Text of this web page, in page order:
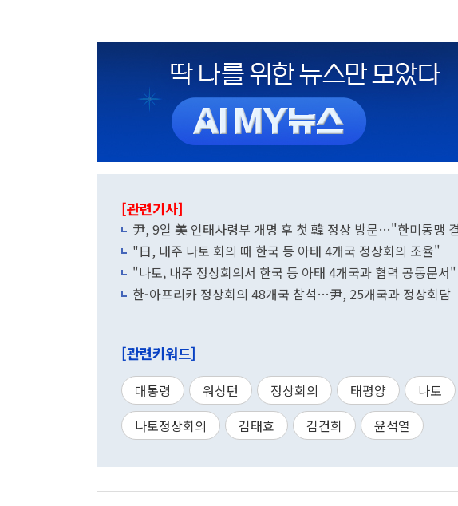
[관련기사]
尹, 9일 美 인태사령부 개명 후 첫 韓 정상 방문…"한미동맹
"日, 내주 나토 회의 때 한국 등 아태 4개국 정상회의 조율"
"나토, 내주 정상회의서 한국 등 아태 4개국과 협력 공동문서"
한-아프리카 정상회의 48개국 참석…尹, 25개국과 정상회담
[관련키워드]
대통령 워싱턴 정상회의 태평양 나토
나토정상회의
김태효 김건희 윤석열